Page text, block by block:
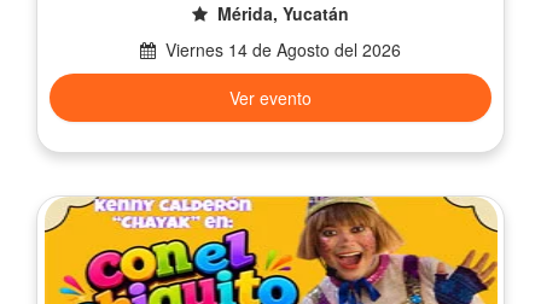
Mérida, Yucatán
Viernes 14 de Agosto del 2026
Ver evento